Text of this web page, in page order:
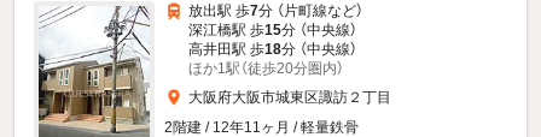
放出駅 歩7分 （片町線など）
深江橋駅 歩15分 （中央線）
高井田駅 歩18分 （中央線）
ほか1駅（徒歩20分圏内）
大阪府大阪市城東区諏訪２丁目
2階建 / 12年11ヶ月 / 軽量鉄骨